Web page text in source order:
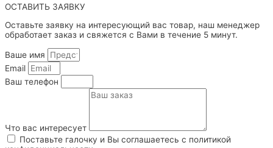
ОСТАВИТЬ ЗАЯВКУ
Оставьте заявку на интересующий вас товар, наш менеджер
обработает заказ и свяжется с Вами в течение 5 минут.
Ваше имя
Email
Ваш телефон
Что вас интересует
Поставьте галочку и Вы соглашаетесь с политикой